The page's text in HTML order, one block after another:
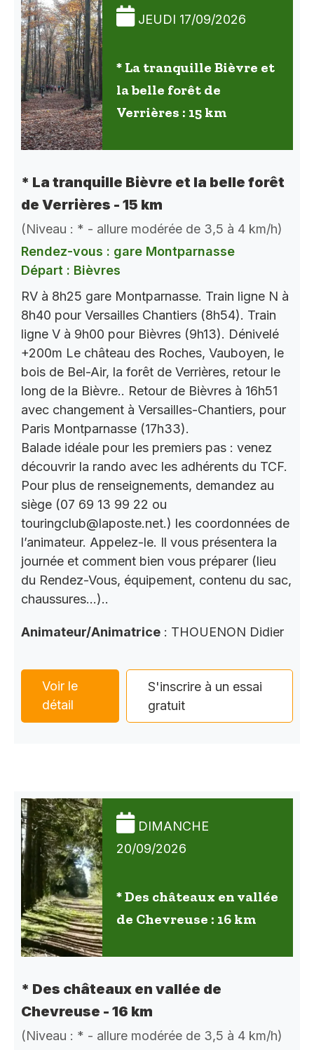
JEUDI 17/09/2026
* La tranquille Bièvre et
la belle forêt de
Verrières : 15 km
* La tranquille Bièvre et la belle forêt
de Verrières - 15 km
(Niveau : * - allure modérée de 3,5 à 4 km/h)
Rendez-vous : gare Montparnasse
Départ : Bièvres
RV à 8h25 gare Montparnasse. Train ligne N à
8h40 pour Versailles Chantiers (8h54). Train
ligne V à 9h00 pour Bièvres (9h13). Dénivelé
+200m Le château des Roches, Vauboyen, le
bois de Bel-Air, la forêt de Verrières, retour le
long de la Bièvre.. Retour de Bièvres à 16h51
avec changement à Versailles-Chantiers, pour
Paris Montparnasse (17h33).
Balade idéale pour les premiers pas : venez
découvrir la rando avec les adhérents du TCF.
Pour plus de renseignements, demandez au
siège (07 69 13 99 22 ou
touringclub@laposte.net.) les coordonnées de
l’animateur. Appelez-le. Il vous présentera la
journée et comment bien vous préparer (lieu
du Rendez-Vous, équipement, contenu du sac,
chaussures…)..
Animateur/Animatrice : THOUENON Didier
Voir le
détail
S'inscrire à un essai
gratuit
DIMANCHE
20/09/2026
* Des châteaux en vallée
de Chevreuse : 16 km
* Des châteaux en vallée de
Chevreuse - 16 km
(Niveau : * - allure modérée de 3,5 à 4 km/h)